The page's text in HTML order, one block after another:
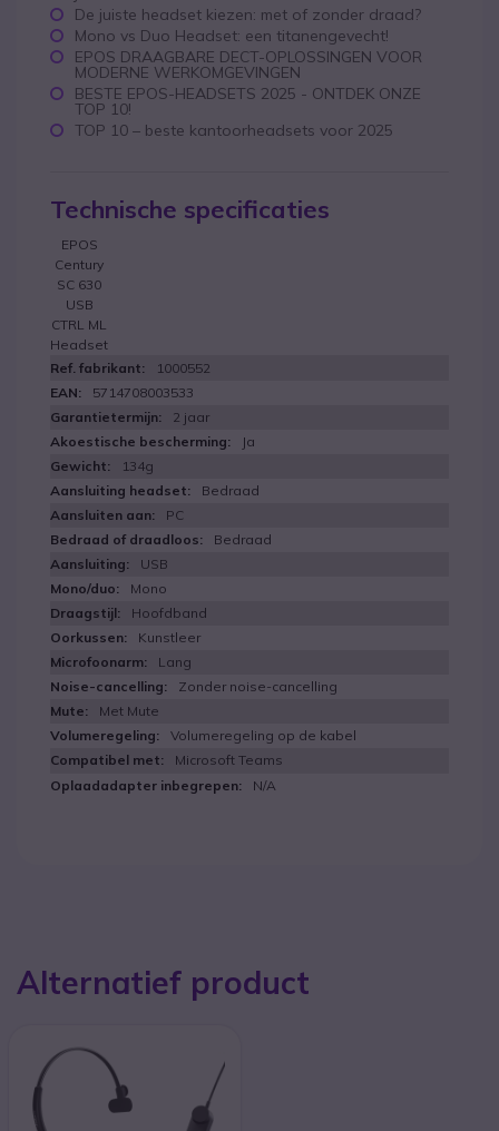
De juiste headset kiezen: met of zonder draad?
Mono vs Duo Headset: een titanengevecht!
EPOS DRAAGBARE DECT-OPLOSSINGEN VOOR
MODERNE WERKOMGEVINGEN
BESTE EPOS-HEADSETS 2025 - ONTDEK ONZE
TOP 10!
TOP 10 – beste kantoorheadsets voor 2025
Technische specificaties
EPOS
Century
SC 630
USB
CTRL ML
Headset
1000552
5714708003533
2 jaar
Ja
134g
Bedraad
PC
Bedraad
USB
Mono
Hoofdband
Kunstleer
Lang
Zonder noise-cancelling
Met Mute
Volumeregeling op de kabel
Microsoft Teams
N/A
Alternatief product